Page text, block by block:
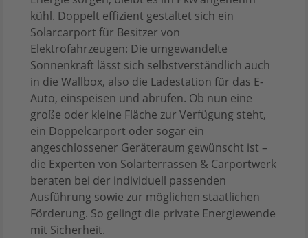
kühl. Doppelt effizient gestaltet sich ein
Solarcarport für Besitzer von
Elektrofahrzeugen: Die umgewandelte
Sonnenkraft lässt sich selbstverständlich auch
in die Wallbox, also die Ladestation für das E-
Auto, einspeisen und abrufen. Ob nun eine
große oder kleine Fläche zur Verfügung steht,
ein Doppelcarport oder sogar ein
angeschlossener Geräteraum gewünscht ist –
die Experten von Solarterrassen & Carportwerk
beraten bei der individuell passenden
Ausführung sowie zur möglichen staatlichen
Förderung. So gelingt die private Energiewende
mit Sicherheit.